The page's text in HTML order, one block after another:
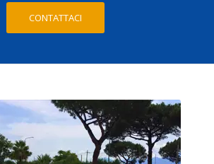
CONTATTACI